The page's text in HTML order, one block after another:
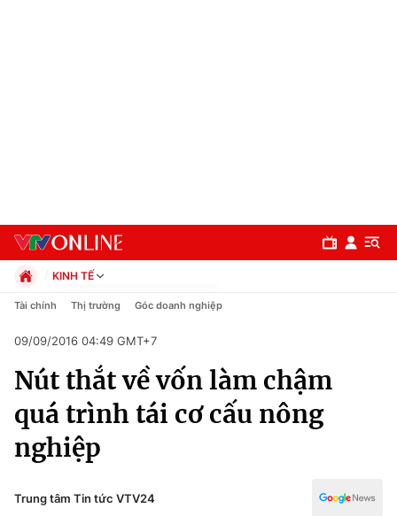
Chuyên mục
Chính trị
Xã hội
Pháp luật
KINH TẾ
Chính trị
Pháp luật
Kinh tế
Thể thao
Truyền hình
Văn hóa - Giải trí
Y tế
Tài chính Thị trường Góc doanh nghiệp
09/09/2016 04:49 GMT+7
Nút thắt về vốn làm chậm
quá trình tái cơ cấu nông
nghiệp
Trung tâm Tin tức VTV24